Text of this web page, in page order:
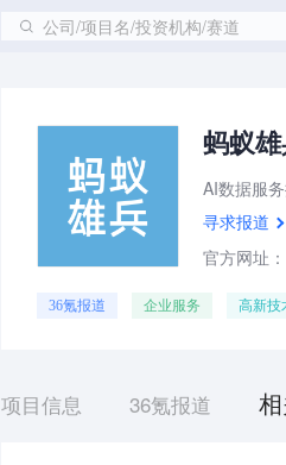
公司/项目名/投资机构/赛道
蚂蚁
AI数据服
寻求报道
官方网址
36氪报道 企业服务 高新技
项目信息 36氪报道